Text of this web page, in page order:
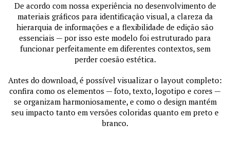
De acordo com nossa experiência no desenvolvimento de
materiais gráficos para identificação visual, a clareza da
hierarquia de informações e a flexibilidade de edição são
essenciais — por isso este modelo foi estruturado para
funcionar perfeitamente em diferentes contextos, sem
perder coesão estética.
Antes do download, é possível visualizar o layout completo:
confira como os elementos — foto, texto, logotipo e cores —
se organizam harmoniosamente, e como o design mantém
seu impacto tanto em versões coloridas quanto em preto e
branco.